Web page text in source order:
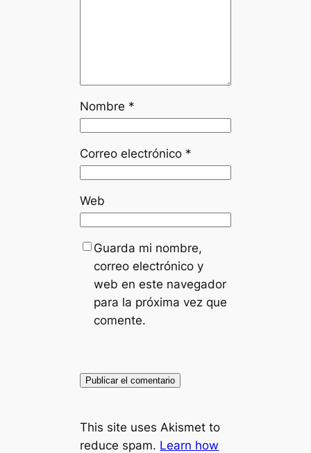
Nombre *
Correo electrónico *
Web
Guarda mi nombre,
correo electrónico y
web en este navegador
para la próxima vez que
comente.
This site uses Akismet to
reduce spam. Learn how